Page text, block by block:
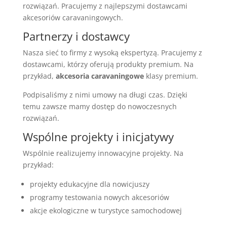
rozwiązań. Pracujemy z najlepszymi dostawcami
akcesoriów caravaningowych.
Partnerzy i dostawcy
Nasza sieć to firmy z wysoką ekspertyzą. Pracujemy z
dostawcami, którzy oferują produkty premium. Na
przykład, akcesoria caravaningoweklasy premium.
Podpisaliśmy z nimi umowy na długi czas. Dzięki
temu zawsze mamy dostęp do nowoczesnych
rozwiązań.
Wspólne projekty i inicjatywy
Wspólnie realizujemy innowacyjne projekty. Na
przykład:
projekty edukacyjne dla nowicjuszy
programy testowania nowych akcesoriów
akcje ekologiczne w turystyce samochodowej